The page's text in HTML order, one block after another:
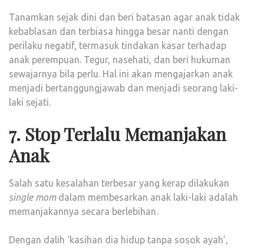
Tanamkan sejak dini dan beri batasan agar anak tidak
kebablasan dan terbiasa hingga besar nanti dengan
perilaku negatif, termasuk tindakan kasar terhadap
anak perempuan. Tegur, nasehati, dan beri hukuman
sewajarnya bila perlu. Hal ini akan mengajarkan anak
menjadi bertanggungjawab dan menjadi seorang laki-
laki sejati.
7. Stop Terlalu Memanjakan
Anak
Salah satu kesalahan terbesar yang kerap dilakukan
single momdalam membesarkan anak laki-laki adalah
memanjakannya secara berlebihan.
Dengan dalih ‘kasihan dia hidup tanpa sosok ayah’,